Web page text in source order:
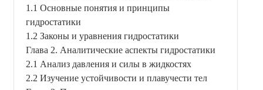
1.1 Основные понятия и принципы
гидростатики
1.2 Законы и уравнения гидростатики
Глава 2. Аналитические аспекты гидростатики
2.1 Анализ давления и силы в жидкостях
2.2 Изучение устойчивости и плавучести тел